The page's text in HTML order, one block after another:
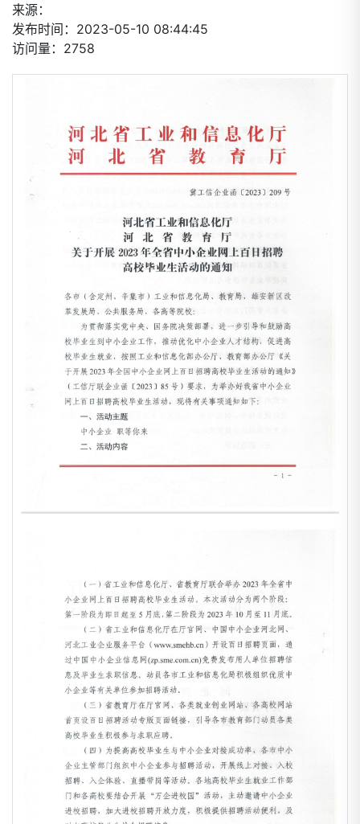
来源：
发布时间：2023-05-10 08:44:45
访问量：2758